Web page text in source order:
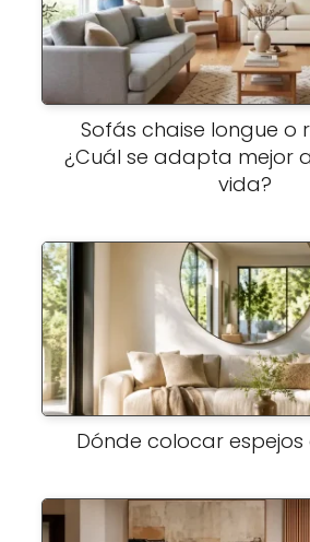
Sofás chaise longue o
¿Cuál se adapta mejor
vida?
Dónde colocar espejos